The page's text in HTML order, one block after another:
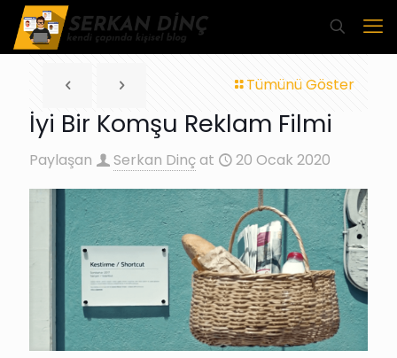
Tümünü Göster
İyi Bir Komşu Reklam Filmi
Paylaşan Serkan Dinçat 20 Ocak 2020